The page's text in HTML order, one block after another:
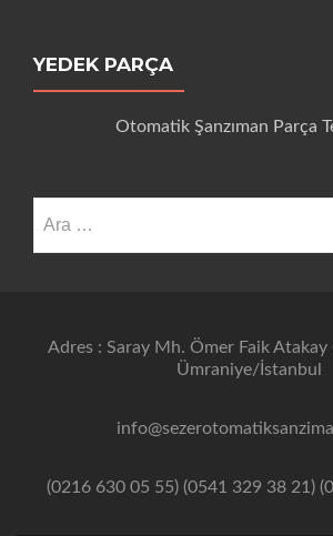
YEDEK PARÇA
Otomatik Şanzıman Parça
Adres : Saray Mh. Ömer Faik
Ümraniye/İstanbul
(0216 630 05 55) (0541 329 38 21)